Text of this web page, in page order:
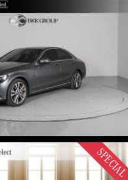
SPECIAL